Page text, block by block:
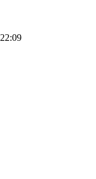
22:09